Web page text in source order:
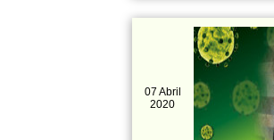
07 Abril
2020